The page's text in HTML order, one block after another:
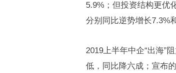
5.9%；但投资结构更优
分别同比逆势增长7.3%
2019上半年中企“出海”
低，同比降六成；宣布